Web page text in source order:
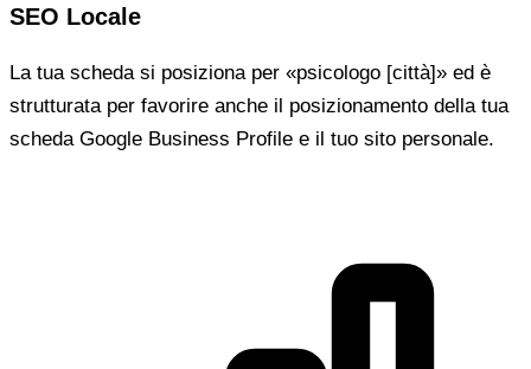
SEO Locale
La tua scheda si posiziona per «psicologo [città]» ed è
strutturata per favorire anche il posizionamento della tua
scheda Google Business Profile e il tuo sito personale.